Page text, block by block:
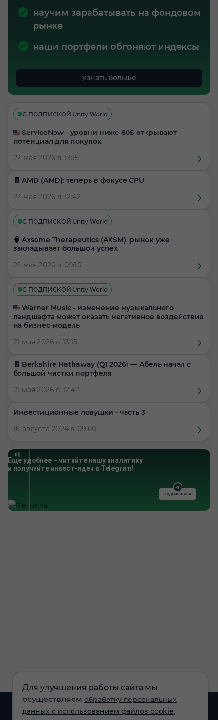
Для улучшения работы сайта мы
осуществляем обработку персональных
данных с использованием файлов cookie.
научим зарабатывать на фондовом
рынке
наши портфели обгоняют индексы
Узнать больше
С ПОДПИСКОЙ Unity World
🇺🇸 ServiceNow - уровни ниже 80$ открывают
потенциал для покупок
22 мая 2026 в 13:15
🧾 AMD (AMD): теперь в фокусе CPU
22 мая 2026 в 12:42
С ПОДПИСКОЙ Unity World
🧠 Axsome Therapeutics (AXSM): рынок уже
закладывает большой успех
22 мая 2026 в 09:15
С ПОДПИСКОЙ Unity World
🇺🇸 Warner Music - изменение музыкального
ландшафта может оказать негативное воздействие
на бизнес-модель
21 мая 2026 в 13:15
🧾 Berkshire Hathaway (Q1 2026) — Абель начал с
большой чистки портфеля
21 мая 2026 в 12:42
Инвестиционные ловушки - часть 3
16 августа 2024 в 09:00
Еще удобнее – читайте нашу аналитику
и получайте инвест-идеи в Telegram!
Подписаться
Аналитика и
новости